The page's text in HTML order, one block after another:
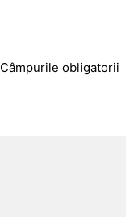
Câmpurile obligatorii